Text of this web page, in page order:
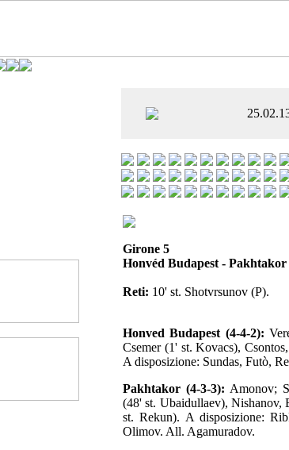
Girone 5
Honvéd Budapest - Pakhtakor
Reti: 10' st. Shotvrsunov (P).
Honved Budapest (4-4-2):
Csemer (1' st. Kovacs),
A disposizione: Sundas, Futò,
Pakhtakor (4-3-3): Amonov;
(48' st. Ubaidullaev), Nishanov,
st. Rekun). A disposizione:
Olimov. All. Agamuradov.